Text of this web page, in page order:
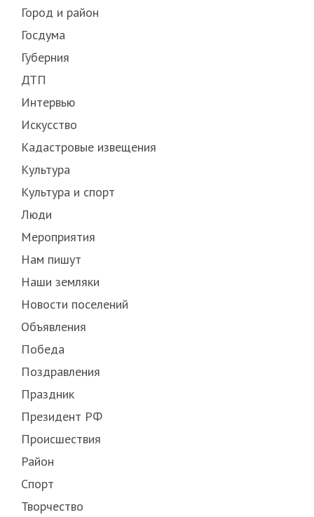
Город и район
Госдума
Губерния
ДТП
Интервью
Искусство
Кадастровые извещения
Культура
Культура и спорт
Люди
Мероприятия
Нам пишут
Наши земляки
Новости поселений
Объявления
Победа
Поздравления
Праздник
Президент РФ
Происшествия
Район
Спорт
Творчество